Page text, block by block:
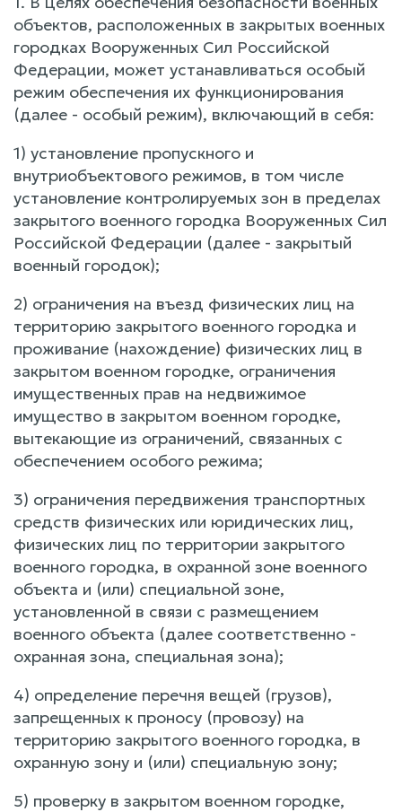
объектов, расположенных в закрытых военных
городках Вооруженных Сил Российской
Федерации, может устанавливаться особый
режим обеспечения их функционирования
(далее - особый режим), включающий в себя:
1) установление пропускного и
внутриобъектового режимов, в том числе
установление контролируемых зон в пределах
закрытого военного городка Вооруженных Сил
Российской Федерации (далее - закрытый
военный городок);
2) ограничения на въезд физических лиц на
территорию закрытого военного городка и
проживание (нахождение) физических лиц в
закрытом военном городке, ограничения
имущественных прав на недвижимое
имущество в закрытом военном городке,
вытекающие из ограничений, связанных с
обеспечением особого режима;
3) ограничения передвижения транспортных
средств физических или юридических лиц,
физических лиц по территории закрытого
военного городка, в охранной зоне военного
объекта и (или) специальной зоне,
установленной в связи с размещением
военного объекта (далее соответственно -
охранная зона, специальная зона);
4) определение перечня вещей (грузов),
запрещенных к проносу (провозу) на
территорию закрытого военного городка, в
охранную зону и (или) специальную зону;
5) проверку в закрытом военном городке,